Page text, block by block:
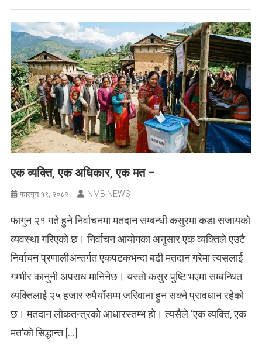
एक व्यक्ति, एक अधिकार, एक मत –
फाल्गुन १९, २०८२ NMB NEWS
फागुन २१ गते हुने निर्वाचनमा मतदान सम्बन्धी कसुरमा कडा सजायको
व्यवस्था गरिएको छ। निर्वाचन आयोगका अनुसार एक व्यक्तिले एउटै
निर्वाचन प्रणालीअन्तर्गत एकपटकभन्दा बढी मतदान गरेमा त्यसलाई
गम्भीर कानुनी अपराध मानिनेछ। यस्तो कसुर पुष्टि भएमा सम्बन्धित
व्यक्तिलाई २५ हजार रुपैयाँसम्म जरिवाना हुन सक्ने प्रावधान रहेको
छ। मतदान लोकतन्त्रको आधारस्तम्भ हो। त्यसैले ‘एक व्यक्ति, एक
मत’को सिद्धान्त […]